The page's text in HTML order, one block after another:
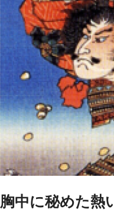
胸中に秘めた熱